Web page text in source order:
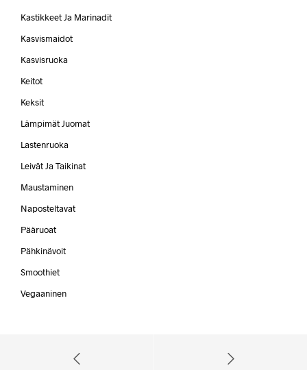
Kastikkeet Ja Marinadit
Kasvismaidot
Kasvisruoka
Keitot
Keksit
Lämpimät Juomat
Lastenruoka
Leivät Ja Taikinat
Maustaminen
Naposteltavat
Pääruoat
Pähkinävoit
Smoothiet
Vegaaninen